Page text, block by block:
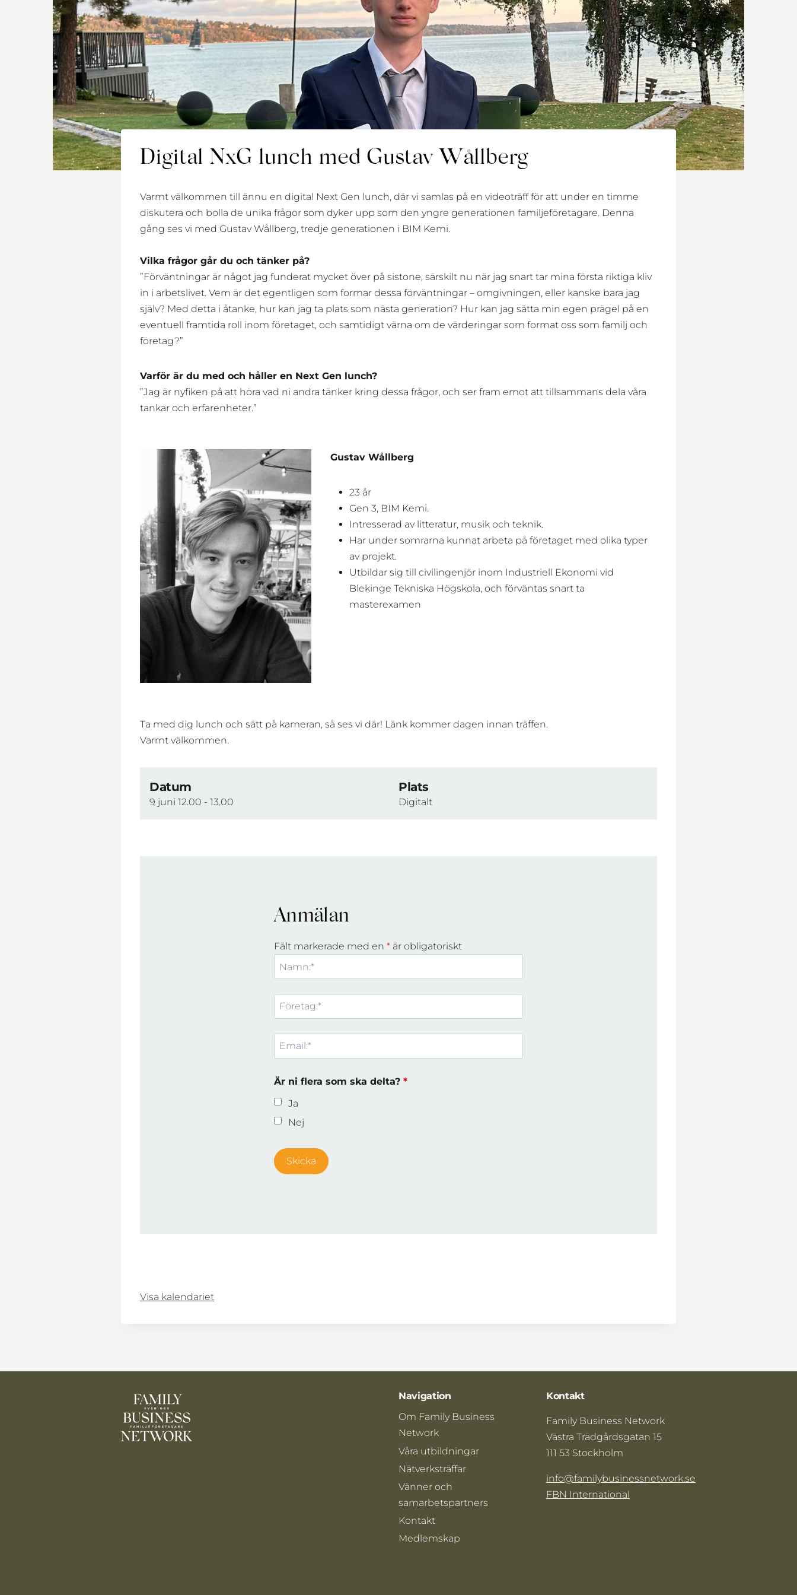
Digital NxG lunch med Gustav Wållberg
Varmt välkommen till ännu en digital Next Gen lunch, där vi samlas på en videoträff för att under en timme
diskutera och bolla de unika frågor som dyker upp som den yngre generationen familjeföretagare. Denna
gång ses vi med Gustav Wållberg, tredje generationen i BIM Kemi.
Vilka frågor går du och tänker på?
”Förväntningar är något jag funderat mycket över på sistone, särskilt nu när jag snart tar mina första riktiga kliv
in i arbetslivet. Vem är det egentligen som formar dessa förväntningar – omgivningen, eller kanske bara jag
själv? Med detta i åtanke, hur kan jag ta plats som nästa generation? Hur kan jag sätta min egen prägel på en
eventuell framtida roll inom företaget, och samtidigt värna om de värderingar som format oss som familj och
företag?”
Varför är du med och håller en Next Gen lunch?
”Jag är nyfiken på att höra vad ni andra tänker kring dessa frågor, och ser fram emot att tillsammans dela våra
tankar och erfarenheter.”
Gustav Wållberg
23 år
Gen 3, BIM Kemi.
Intresserad av litteratur, musik och teknik.
Har under somrarna kunnat arbeta på företaget med olika typer
av projekt.
Utbildar sig till civilingenjör inom Industriell Ekonomi vid
Blekinge Tekniska Högskola, och förväntas snart ta
masterexamen
Ta med dig lunch och sätt på kameran, så ses vi där! Länk kommer dagen innan träffen.
Varmt välkommen.
Datum
9 juni 12.00 - 13.00
Plats
Digitalt
Anmälan
Fält markerade med en * är obligatoriskt
Är ni flera som ska delta? *
Ja
Nej
Visa kalendariet
Navigation
Om Family Business
Network
Våra utbildningar
Nätverksträffar
Vänner och
samarbetspartners
Kontakt
Medlemskap
Kontakt
Family Business Network
Västra Trädgårdsgatan 15
111 53 Stockholm
info@familybusinessnetwork.se
FBN International